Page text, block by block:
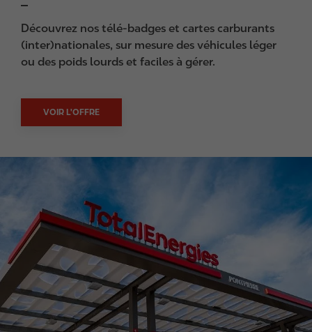
Découvrez nos télé-badges et cartes carburants
(inter)nationales, sur mesure des véhicules léger
ou des poids lourds et faciles à gérer.
VOIR L'OFFRE
a